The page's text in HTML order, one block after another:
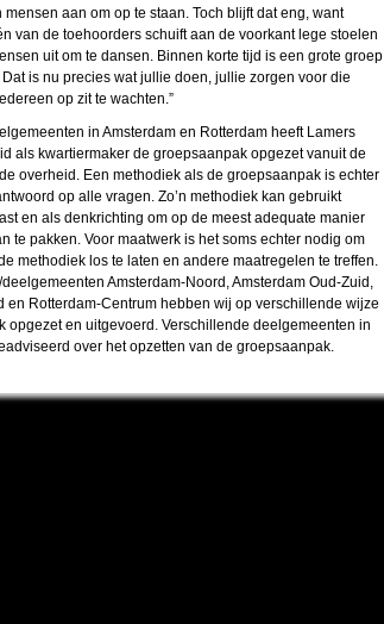
aan om op te staan. Toch blijft dat eng, want
van de toehoorders schuift aan de voorkant lege stoelen
uit om te dansen. Binnen korte tijd is een grote groep
is nu precies wat jullie doen, jullie zorgen voor die
op zit te wachten.”
in Amsterdam en Rotterdam heeft Lamers
als kwartiermaker de groepsaanpak opgezet vanuit de
overheid. Een methodiek als de groepsaanpak is echter
op alle vragen. Zo’n methodiek kan gebruikt
en als denkrichting om op de meest adequate manier
te pakken. Voor maatwerk is het soms echter nodig om
methodiek los te laten en andere maatregelen te treffen.
Amsterdam-Noord, Amsterdam Oud-Zuid,
en Rotterdam-Centrum hebben wij op verschillende wijze
opgezet en uitgevoerd. Verschillende deelgemeenten in
over het opzetten van de groepsaanpak.